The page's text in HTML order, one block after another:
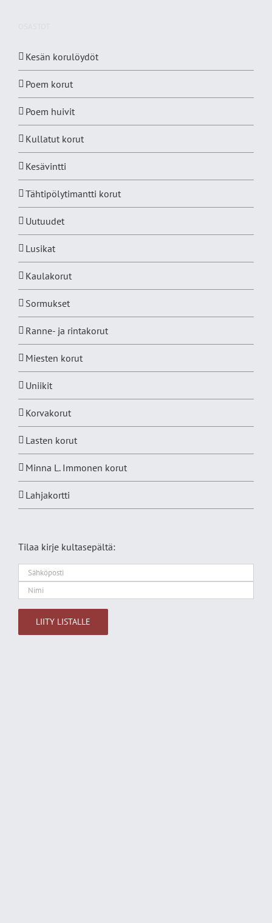
Kesän korulöydöt
Poem korut
Poem huivit
Kullatut korut
Kesävintti
Tähtipölytimantti korut
Uutuudet
Lusikat
Kaulakorut
Sormukset
Ranne- ja rintakorut
Miesten korut
Uniikit
Korvakorut
Lasten korut
Minna L. Immonen korut
Lahjakortti
Tilaa kirje kultasepältä: